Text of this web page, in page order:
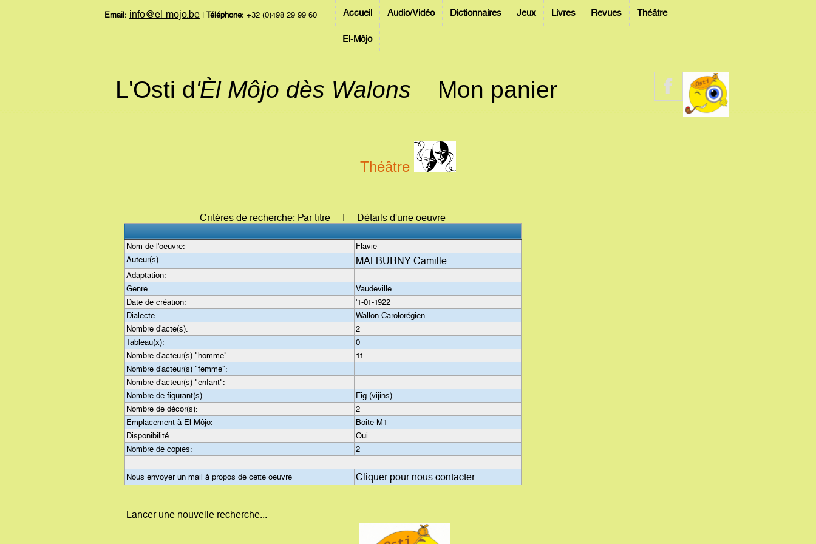
Email: info@el-mojo.be Téléphone: +32 (0)498 29 99 60 Accueil Audio/Vidéo Dictionnaires Jeux Livres Revues Théâtre
El-Môjo
L'Osti d'Èl Môjo dès Walons Mon panier
Théâtre
Critères de recherche: Par titre | Détails d'une oeuvre
Nom de l'oeuvre:
Flavie
Auteur(s):
MALBURNY Camille
Adaptation:
Genre:
Vaudeville
Date de création:
'1-01-1922
Dialecte:
Wallon Carolorégien
Nombre d'acte(s):
2
Tableau(x):
0
Nombre d'acteur(s) "homme":
11
Nombre d'acteur(s) "femme":
Nombre d'acteur(s) "enfant":
Nombre de figurant(s):
Fig (vijins)
Nombre de décor(s):
2
Emplacement à El Môjo:
Boite M1
Disponibilité:
Oui
Nombre de copies:
2
Nous envoyer un mail à propos de cette oeuvre Cliquer pour nous contacter
Lancer une nouvelle recherche...